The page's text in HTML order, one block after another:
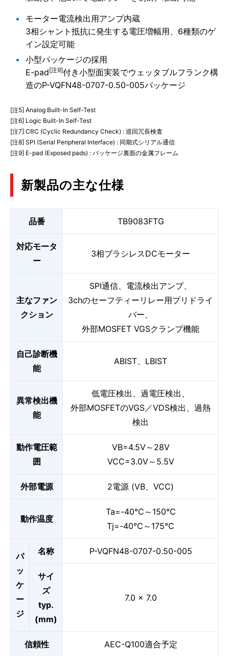
モーター電流検出用アンプ内蔵
3相シャント抵抗に発生する電圧増幅用、6種類のゲ
イン設定可能
小型パッケージの採用
E-pad[注9]付き小型面実装でウェッタブルフランク構
造のP-VQFN48-0707-0.50-005パッケージ
[注5] Analog Built-In Self-Test
[注6] Logic Built-In Self-Test
[注7] CRC (Cyclic Redundancy Check) : 巡回冗長検査
[注8] SPI (Serial Peripheral Interface) : 同期式シリアル通信
[注9] E-pad (Exposed pads) : パッケージ裏面の金属フレーム
新製品の主な仕様
品番 TB9083FTG
対応モータ
ー
3相ブラシレスDCモーター
主なファン
クション
SPI通信、電流検出アンプ、
3chのセーフティーリレー用プリドライ
バー、
外部MOSFET VGSクランプ機能
自己診断機
能
ABIST、LBIST
異常検出機
能
低電圧検出、過電圧検出、
外部MOSFETのVGS／VDS検出、過熱
検出
動作電圧範
囲
VB=4.5V～28V
VCC=3.0V～5.5V
外部電源 2電源 (VB、VCC)
動作温度
Ta=-40℃～150℃
Tj=-40℃～175℃
パ
ッ
ケ
ー
ジ
名称 P-VQFN48-0707-0.50-005
サイ
ズ
typ.
(mm)
7.0 × 7.0
信頼性 AEC-Q100適合予定